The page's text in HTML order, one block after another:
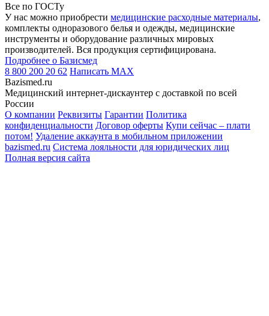
Все по ГОСТу
У нас можно приобрести медицинские расходные материалы,
комплекты одноразового белья и одежды, медицинские
инструменты и оборудование различных мировых
производителей. Вся продукция сертифицирована.
Подробнее о Базисмед
8 800 200 20 62 Написать MAX
Bazismed.ru
Медицинский интернет-дискаунтер с доставкой по всей
России
О компании Реквизиты Гарантии Политика
конфиденциальности Договор оферты Купи сейчас – плати
потом! Удаление аккаунта в мобильном приложении
bazismed.ru Система лояльности для юридических лиц
Полная версия сайта